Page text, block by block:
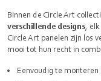
Binnen de Circle Art
verschillende designs ,
Circle Art panelen zijn los
mooi tot hun recht in
Eenvoudig te